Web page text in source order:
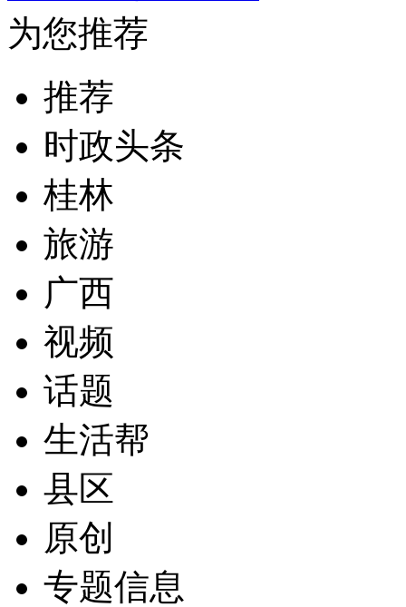
为您推荐
推荐
时政头条
桂林
旅游
广西
视频
话题
生活帮
县区
原创
专题信息